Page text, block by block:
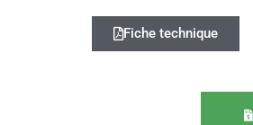
Fiche technique